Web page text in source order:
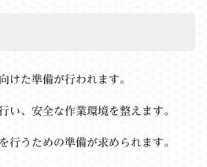
けた準備が行われます。
い、安全な作業環境を整えます。
行うための準備が求められます。